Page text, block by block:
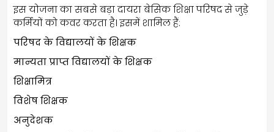
इस योजना का सबसे बड़ा दायरा बेसिक शिक्षा परिषद से जुड़े
कर्मियों को कवर करता है। इसमें शामिल हैं:
परिषद के विद्यालयों के शिक्षक
मान्यता प्राप्त विद्यालयों के शिक्षक
शिक्षामित्र
विशेष शिक्षक
अनुदेशक